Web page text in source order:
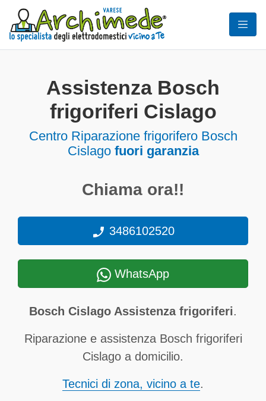
Assistenza Bosch
frigoriferi Cislago
Centro Riparazione frigorifero Bosch
Cislago fuori garanzia
Chiama ora!!
3486102520
WhatsApp
Bosch Cislago Assistenza frigoriferi.
Riparazione e assistenza Bosch frigoriferi
Cislago a domicilio.
Tecnici di zona, vicino a te.